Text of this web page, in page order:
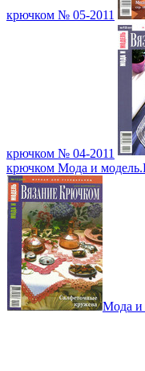
крючком № 05-2011
крючком № 04-2011
крючком Мода и
Мода и